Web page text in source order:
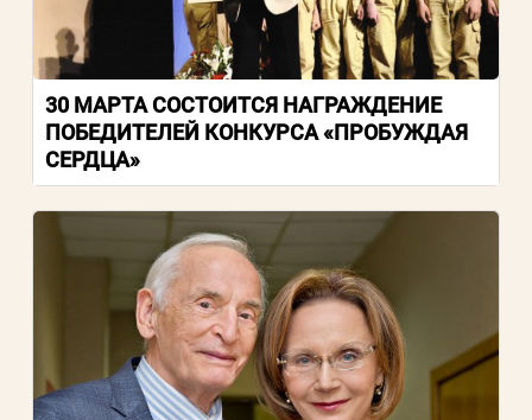
30 МАРТА СОСТОИТСЯ НАГРАЖДЕНИЕ
ПОБЕДИТЕЛЕЙ КОНКУРСА «ПРОБУЖДАЯ
СЕРДЦА»